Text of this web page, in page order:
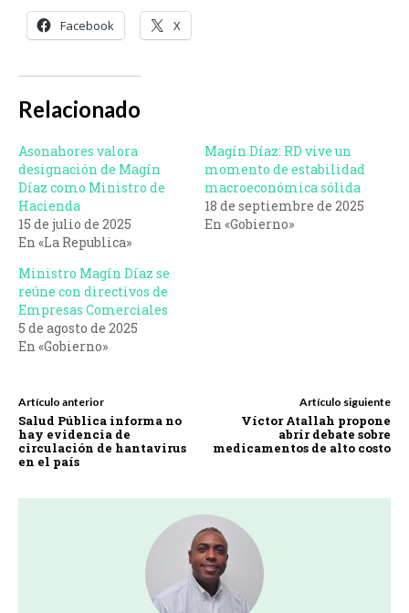
Facebook X
Relacionado
Asonahores valora
designación de Magín
Díaz como Ministro de
Hacienda
15 de julio de 2025
En «La Republica»
Magín Díaz: RD vive un
momento de estabilidad
macroeconómica sólida
18 de septiembre de 2025
En «Gobierno»
Ministro Magín Díaz se
reúne con directivos de
Empresas Comerciales
5 de agosto de 2025
En «Gobierno»
Artículo anterior
Salud Pública informa no
hay evidencia de
circulación de hantavirus
en el país
Artículo siguiente
Víctor Atallah propone
abrir debate sobre
medicamentos de alto costo